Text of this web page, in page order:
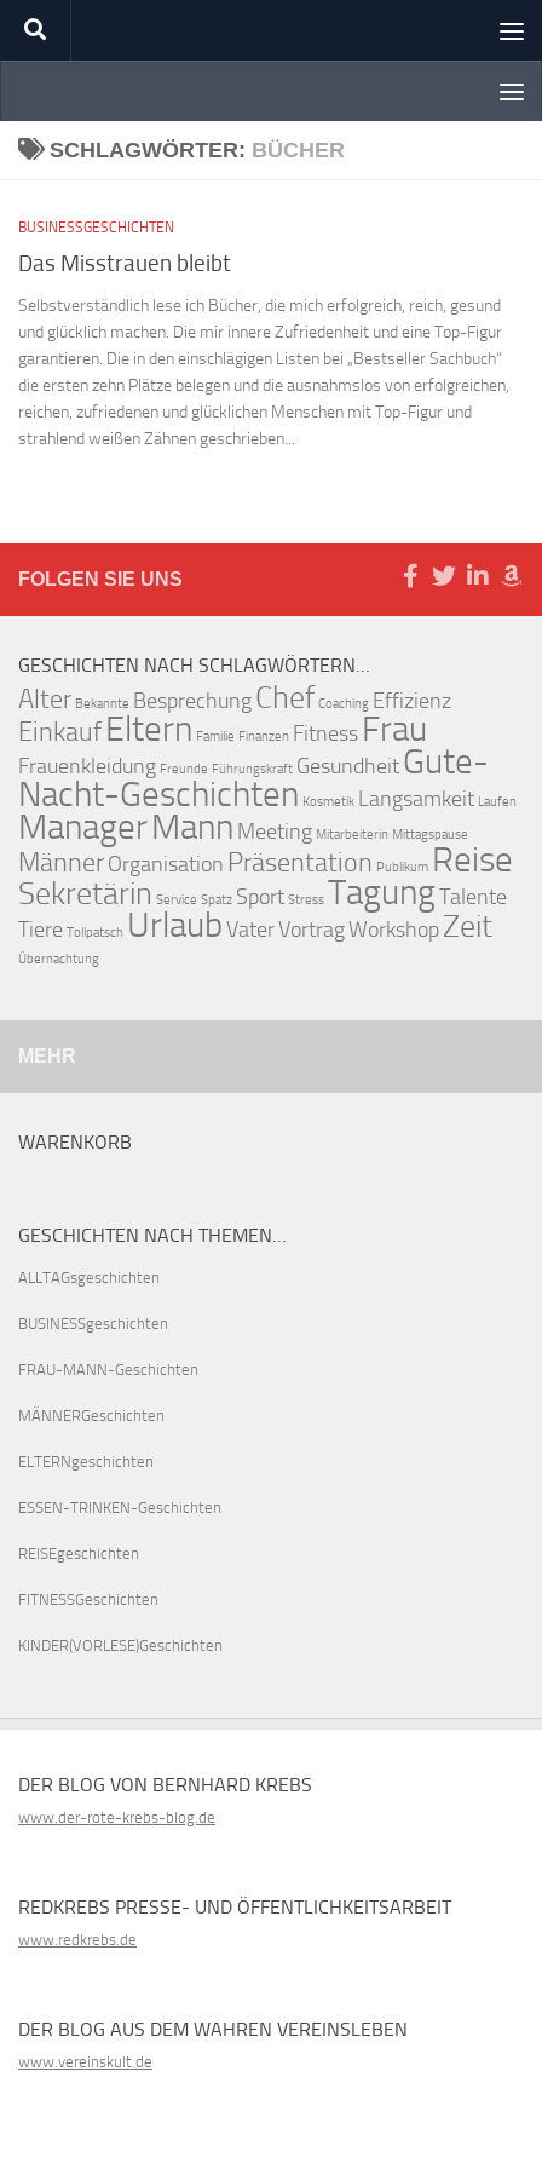
Zum Inhalt springen
SCHLAGWÖRTER: BÜCHER
BUSINESSGESCHICHTEN
Das Misstrauen bleibt
Selbstverständlich lese ich Bücher, die mich erfolgreich, reich, gesund
und glücklich machen. Die mir innere Zufriedenheit und eine Top-Figur
garantieren. Die in den einschlägigen Listen bei „Bestseller Sachbuch“
die ersten zehn Plätze belegen und die ausnahmslos von erfolgreichen,
reichen, zufriedenen und glücklichen Menschen mit Top-Figur und
strahlend weißen Zähnen geschrieben...
FOLGEN SIE UNS
GESCHICHTEN NACH SCHLAGWÖRTERN…
Alter Bekannte BesprechungChef Coaching Effizienz
EinkaufEltern Familie Finanzen Fitness Frau
Frauenkleidung Freunde Führungskraft GesundheitGute-
Nacht-Geschichten Kosmetik Langsamkeit Laufen
ManagerMann Meeting Mitarbeiterin Mittagspause
MännerOrganisation Präsentation Publikum Reise
Sekretärin Service Spatz Sport Stress TagungTalente
Tiere Tollpatsch UrlaubVaterVortragWorkshopZeit
Übernachtung
MEHR
WARENKORB
GESCHICHTEN NACH THEMEN…
ALLTAGsgeschichten
BUSINESSgeschichten
FRAU-MANN-Geschichten
MÄNNERGeschichten
ELTERNgeschichten
ESSEN-TRINKEN-Geschichten
REISEgeschichten
FITNESSGeschichten
KINDER(VORLESE)Geschichten
DER BLOG VON BERNHARD KREBS
www.der-rote-krebs-blog.de
REDKREBS PRESSE- UND ÖFFENTLICHKEITSARBEIT
www.redkrebs.de
DER BLOG AUS DEM WAHREN VEREINSLEBEN
www.vereinskult.de